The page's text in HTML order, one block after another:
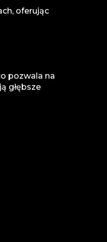
oferując
pozwala na
głębsze